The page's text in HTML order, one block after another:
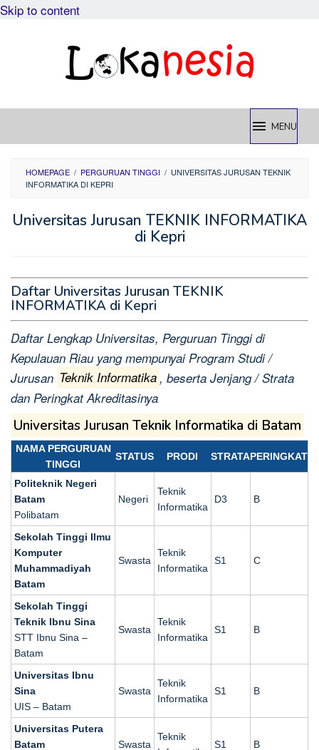
Skip to content
MENU
HOMEPAGE / PERGURUAN TINGGI / UNIVERSITAS JURUSAN TEKNIK
INFORMATIKA DI KEPRI
Universitas Jurusan TEKNIK INFORMATIKA
di Kepri
Daftar Universitas Jurusan TEKNIK
INFORMATIKA di Kepri
Daftar Lengkap Universitas, Perguruan Tinggi di
Kepulauan Riau yang mempunyai Program Studi /
Jurusan Teknik Informatika , beserta Jenjang / Strata
dan Peringkat Akreditasinya
Universitas Jurusan Teknik Informatika di Batam
NAMA PERGURUAN
TINGGI
STATUS PRODI STRATAPERINGKAT
Politeknik Negeri
Batam
Polibatam
Negeri
Teknik
Informatika
D3 B
Sekolah Tinggi Ilmu
Komputer
Muhammadiyah
Batam
Swasta
Teknik
Informatika
S1 C
Sekolah Tinggi
Teknik Ibnu Sina
STT Ibnu Sina –
Batam
Swasta
Teknik
Informatika
S1 B
Universitas Ibnu
Sina
UIS – Batam
Swasta
Teknik
Informatika
S1 B
Universitas Putera
Batam
Swasta
Teknik
S1 B